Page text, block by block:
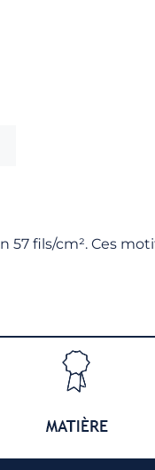
fils/cm². Ces